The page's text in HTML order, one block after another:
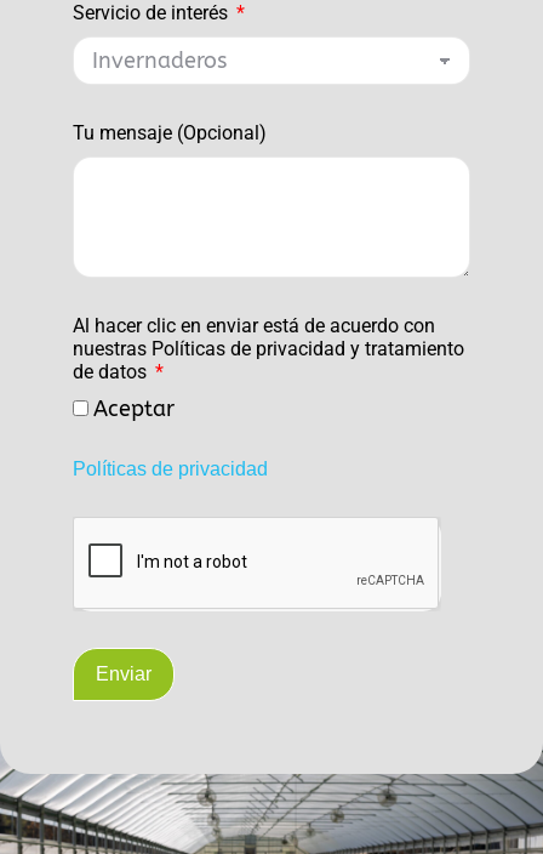
Servicio de interés
Tu mensaje (Opcional)
Al hacer clic en enviar está de acuerdo con
nuestras Políticas de privacidad y tratamiento
de datos
Aceptar
Políticas de privacidad
Enviar